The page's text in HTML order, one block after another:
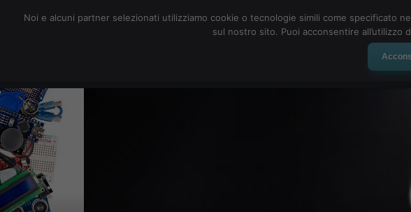
Social
Noi e alcuni partner selezionati utilizziamo cookie o tecnologie simili come specificato
sul nostro sito. Puoi acconsentire